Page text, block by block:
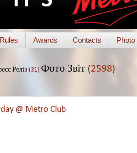
Rules Awards Contacts Photo
Реліз (31) Фото Звіт (2598)
@ Metro Club